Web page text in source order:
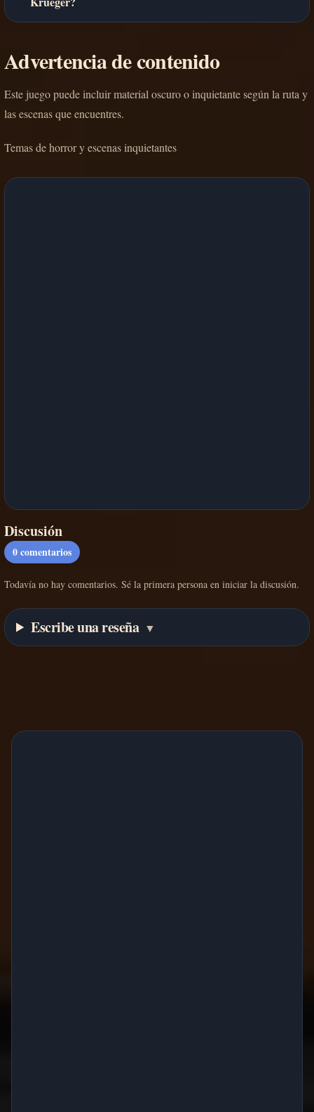
Advertencia de contenido
Este juego puede incluir material oscuro o inquietante según la ruta y
las escenas que encuentres.
Temas de horror y escenas inquietantes
Discusión
0comentarios
Todavía no hay comentarios. Sé la primera persona en iniciar la discusión.
Escribe una reseña ▼